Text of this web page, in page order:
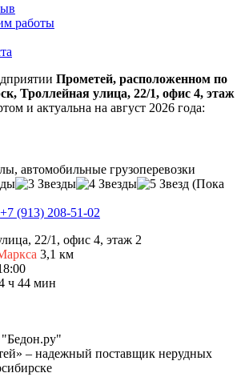
работы
Прометей, расположенном по
Троллейная улица, 22/1, офис 4, этаж
и актуальна на август 2026 года:
автомобильные грузоперевозки
(Пока
+7 (913) 208-51-02
22/1, офис 4, этаж 2
3,1 км
ч 44 мин
"Бедон.ру"
– надежный поставщик нерудных